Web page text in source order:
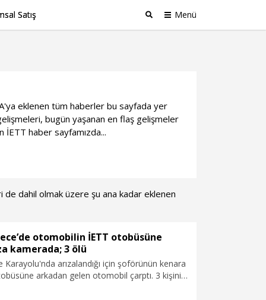
Satış Menü
eklenen tüm haberler bu sayfada yer
bugün yaşanan en flaş gelişmeler
İETT haber sayfamızda...
de dahil olmak üzere şu ana kadar eklenen
otomobilin İETT otobüsüne
kamerada; 3 ölü
Karayolu'nda arızalandığı için şoförünün kenara
arkadan gelen otomobil çarptı. 3 kişinin